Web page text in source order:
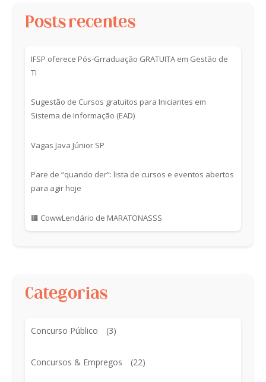
Posts recentes
IFSP oferece Pós-Grraduação GRATUITA em Gestão de
TI
Sugestão de Cursos gratuitos para Iniciantes em
Sistema de Informação (EAD)
Vagas Java Júnior SP
Pare de “quando der”: lista de cursos e eventos abertos
para agir hoje
🟧 CowwLendário de MARATONASSS
Categorias
Concurso Público (3)
Concursos & Empregos (22)